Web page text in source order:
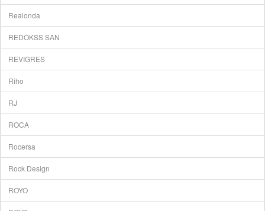
Realonda
REDOKSS SAN
REVIGRES
Riho
RJ
ROCA
Rocersa
Rock Design
ROYO